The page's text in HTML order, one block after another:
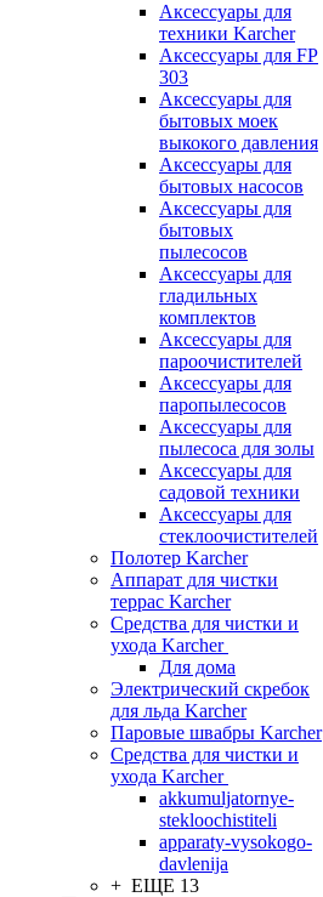
Аксессуары для
техники Karcher
Аксессуары для FP
303
Аксессуары для
бытовых моек
выкокого давления
Аксессуары для
бытовых насосов
Аксессуары для
бытовых
пылесосов
Аксессуары для
гладильных
комплектов
Аксессуары для
пароочистителей
Аксессуары для
паропылесосов
Аксессуары для
пылесоса для золы
Аксессуары для
садовой техники
Аксессуары для
стеклоочистителей
Полотер Karcher
Аппарат для чистки
террас Karcher
Средства для чистки и
ухода Karcher
Для дома
Электрический скребок
для льда Karcher
Паровые швабры Karcher
Средства для чистки и
ухода Karcher
akkumuljatornye-
stekloochistiteli
apparaty-vysokogo-
davlenija
+ ЕЩЕ 13